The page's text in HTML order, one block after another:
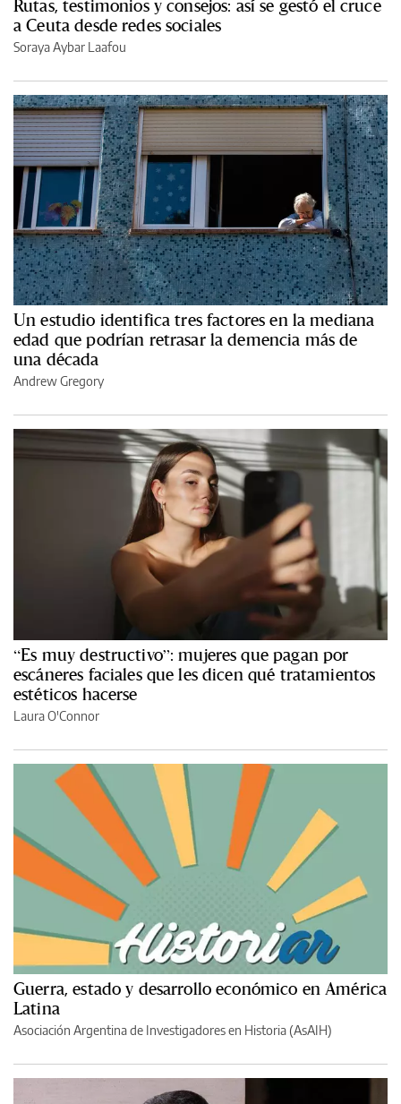
Rutas, testimonios y consejos: así se gestó el cruce
a Ceuta desde redes sociales
Soraya Aybar Laafou
Un estudio identifica tres factores en la mediana
edad que podrían retrasar la demencia más de
una década
Andrew Gregory
“Es muy destructivo”: mujeres que pagan por
escáneres faciales que les dicen qué tratamientos
estéticos hacerse
Laura O'Connor
Guerra, estado y desarrollo económico en América
Latina
Asociación Argentina de Investigadores en Historia (AsAIH)